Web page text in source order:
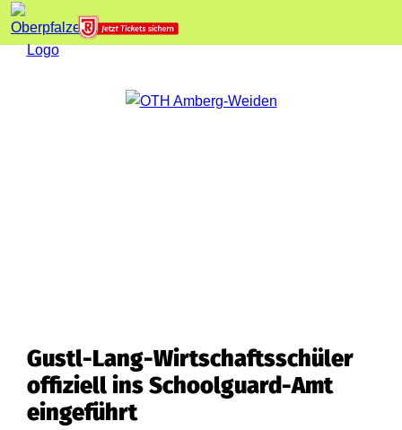
Gustl-Lang-Wirtschaftsschüler
offiziell ins Schoolguard-Amt
eingeführt